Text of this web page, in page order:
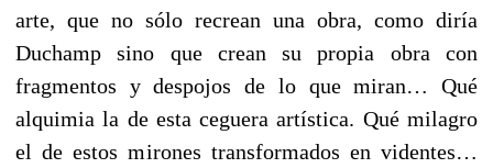
arte, que no sólo recrean una obra, como diría
Duchamp sino que crean su propia obra con
fragmentos y despojos de lo que miran… Qué
alquimia la de esta ceguera artística. Qué milagro
el de estos mirones transformados en videntes…